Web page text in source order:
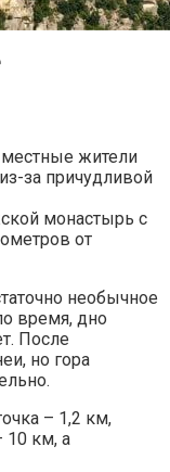
жители
за причудливой
монастырь с
от
необычное
время, дно
После
но гора
– 1,2 км,
10 км, а